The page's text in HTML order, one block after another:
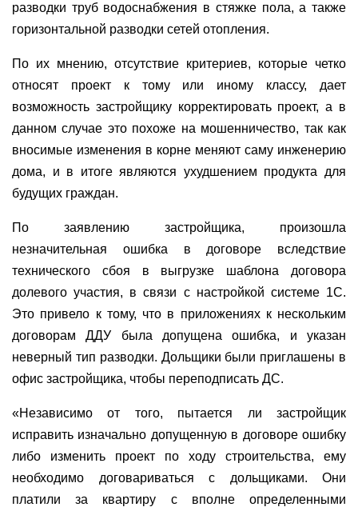
разводки труб водоснабжения в стяжке пола, а также
горизонтальной разводки сетей отопления.
По их мнению, отсутствие критериев, которые четко
относят проект к тому или иному классу, дает
возможность застройщику корректировать проект, а в
данном случае это похоже на мошенничество, так как
вносимые изменения в корне меняют саму инженерию
дома, и в итоге являются ухудшением продукта для
будущих граждан.
По заявлению застройщика, произошла
незначительная ошибка в договоре вследствие
технического сбоя в выгрузке шаблона договора
долевого участия, в связи с настройкой системе 1С.
Это привело к тому, что в приложениях к нескольким
договорам ДДУ была допущена ошибка, и указан
неверный тип разводки. Дольщики были приглашены в
офис застройщика, чтобы переподписать ДС.
«Независимо от того, пытается ли застройщик
исправить изначально допущенную в договоре ошибку
либо изменить проект по ходу строительства, ему
необходимо договариваться с дольщиками. Они
платили за квартиру с вполне определенными